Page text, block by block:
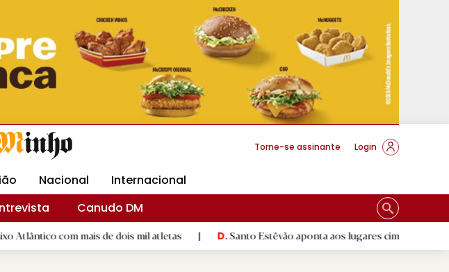
Livraria DM Arquidiocese Braga
Torne-se assinante Login
Nacional
Internacional
Canudo DM
mais de dois mil atletas | D.Santo Estêvão aponta aos lugares cimeiros da Honra